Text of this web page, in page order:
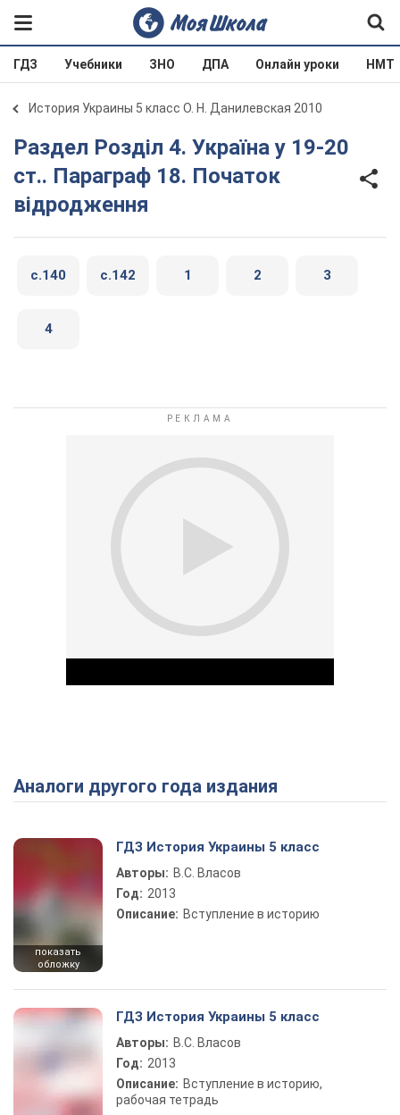
ГДЗ Учебники ЗНО ДПА Онлайн уроки НМТ
История Украины 5 класс О. Н. Данилевская 2010
Раздел Розділ 4. Україна у 19-20
ст.. Параграф 18. Початок
відродження
c.140 c.142 1 2 3
4
Play Video
Аналоги другого года издания
показать
обложку
ГДЗ История Украины 5 класс
Авторы: В.С. Власов
Год: 2013
Описание: Вступление в историю
ГДЗ История Украины 5 класс
Авторы: В.С. Власов
Год: 2013
Описание: Вступление в историю,
рабочая тетрадь